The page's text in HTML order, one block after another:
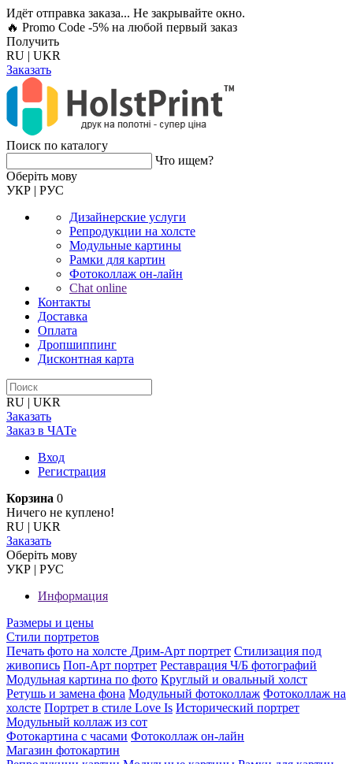
Идёт отправка заказа... Не закрывайте окно.
🔥 Promo Code -5% на любой первый заказ
Получить
RU | UKR
Заказать
Поиск по каталогу
Что ищем?
Оберiть мову
УКР | РУС
Дизайнерские услуги
Репродукции на холсте
Модульные картины
Рамки для картин
Фотоколлаж он-лайн
Chat online
Контакты
Доставка
Оплата
Дропшиппинг
Дисконтная карта
RU | UKR
Заказать
Заказ в ЧАТе
Вход
Регистрация
Корзина 0
Ничего не куплено!
RU | UKR
Заказать
Оберiть мову
УКР | РУС
Информация
Размеры и цены
Стили портретов
Печать фото на холсте Дрим-Арт портрет Стилизация под
живопись Поп-Арт портрет Реставрация Ч/Б фотографий
Модульная картина по фото Круглый и овальный холст
Ретушь и замена фона Модульный фотоколлаж Фотоколлаж на
холсте Портрет в стиле Love Is Исторический портрет
Модульный коллаж из сот
Фотокартина с часами Фотоколлаж он-лайн
Магазин фотокартин